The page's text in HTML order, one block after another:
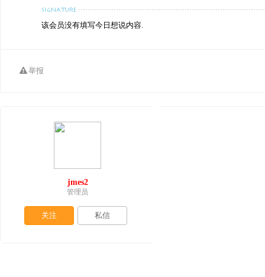
该会员没有填写今日想说内容.
举报
jmes2
管理员
关注 私信